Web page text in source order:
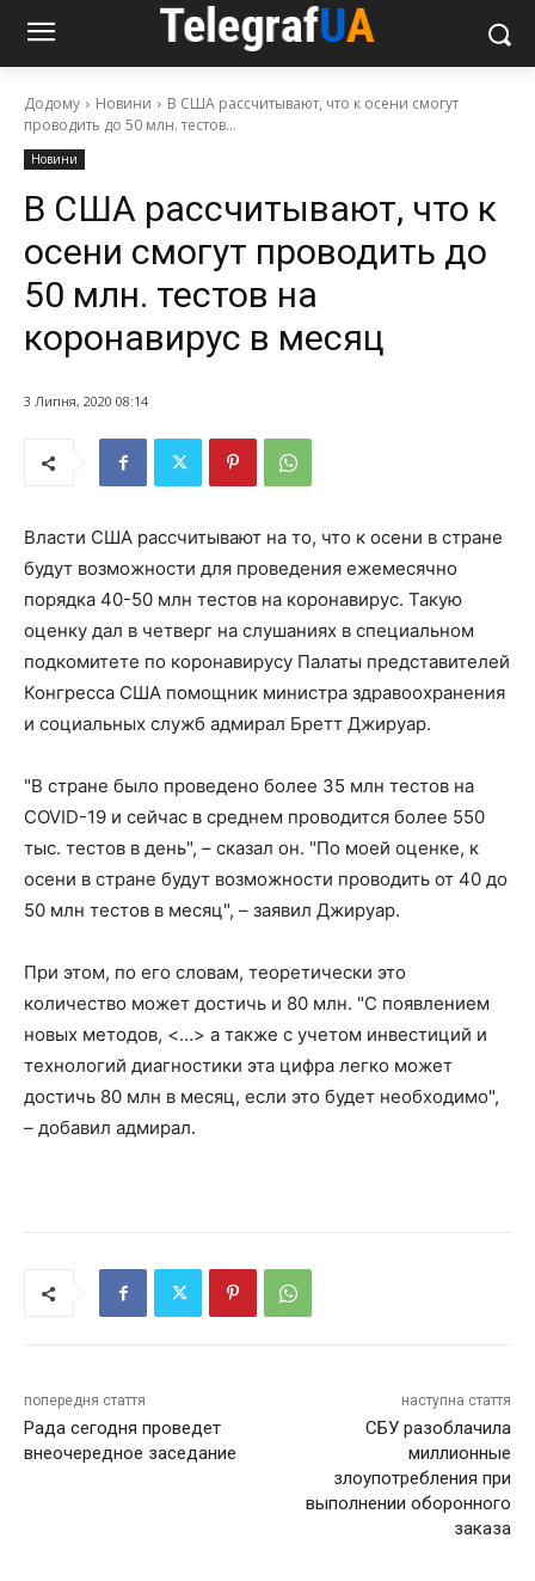
Додому Новини
В США рассчитывают, что к осени смогут
проводить до 50 млн. тестов...
Новини
В США рассчитывают, что к
осени смогут проводить до
50 млн. тестов на
коронавирус в месяц
3 Липня, 2020 08:14
Власти США рассчитывают на то, что к осени в стране
будут возможности для проведения ежемесячно
порядка 40-50 млн тестов на коронавирус. Такую
оценку дал в четверг на слушаниях в специальном
подкомитете по коронавирусу Палаты представителей
Конгресса США помощник министра здравоохранения
и социальных служб адмирал Бретт Джируар.
"В стране было проведено более 35 млн тестов на
COVID-19 и сейчас в среднем проводится более 550
тыс. тестов в день", – сказал он. "По моей оценке, к
осени в стране будут возможности проводить от 40 до
50 млн тестов в месяц", – заявил Джируар.
При этом, по его словам, теоретически это
количество может достичь и 80 млн. "С появлением
новых методов, <…> а также с учетом инвестиций и
технологий диагностики эта цифра легко может
достичь 80 млн в месяц, если это будет необходимо",
– добавил адмирал.
попередня стаття
Рада сегодня проведет
внеочередное заседание
наступна стаття
СБУ разоблачила
миллионные
злоупотребления при
выполнении оборонного
заказа